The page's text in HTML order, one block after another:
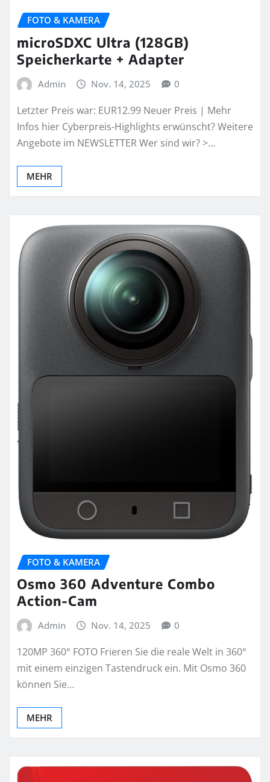
FOTO & KAMERA
microSDXC Ultra (128GB)
Speicherkarte + Adapter
Admin Nov. 14, 2025 0
Letzter Preis war: EUR12.99 Neuer Preis | Mehr
Infos hier Cyberpreis-Highlights erwünscht? Weitere
Angebote im NEWSLETTER Wer sind wir? >…
MEHR
FOTO & KAMERA
Osmo 360 Adventure Combo
Action-Cam
Admin Nov. 14, 2025 0
120MP 360° FOTO Frieren Sie die reale Welt in 360°
mit einem einzigen Tastendruck ein. Mit Osmo 360
können Sie…
MEHR